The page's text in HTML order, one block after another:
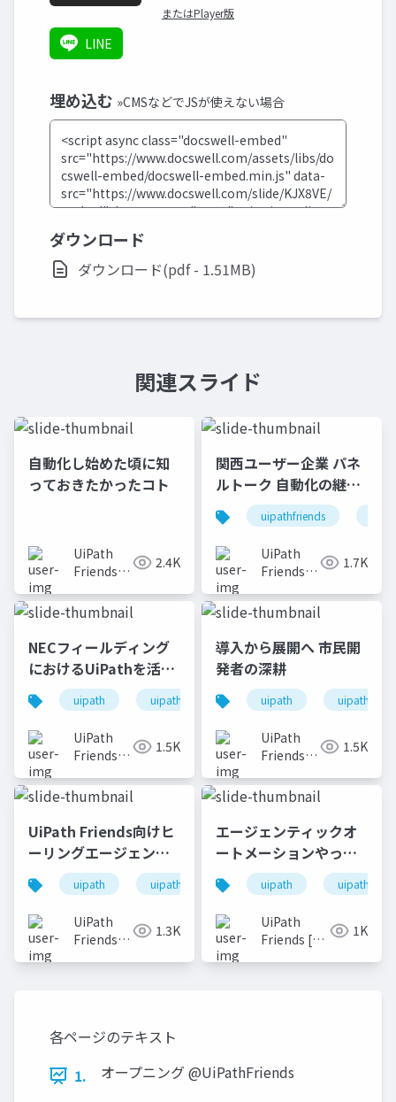
またはPlayer版
LINE
埋め込む »CMSなどでJSが使えない場合
ダウンロード
ダウンロード(pdf - 1.51MB)
関連スライド
自動化し始めた頃に知
っておきたかったコト
UiPath
Friends
2.4K
関西ユーザー企業 パネ
ルトーク 自動化の継続
的な価値提供と市民開
発・プロ開発の勘所
uipathfriends
UiPath
Friends
1.7K
NECフィールディング
におけるUiPathを活用
した機器修理受付の自
動化
uipath uipathfriends
UiPath
Friends
1.5K
導入から展開へ 市民開
発者の深耕
uipath
UiPath
Friends
1.5K
UiPath Friends向けヒ
ーリングエージェント
のご紹介uipath uipathfriends
UiPath
Friends
1.3K
エージェンティックオ
ートメーションやって
みた
uipath
UiPath
Friends [公
1K
各ページのテキスト
1.
オープニング @UiPathFriends